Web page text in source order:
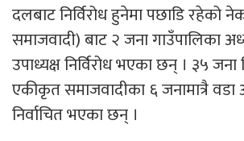
दलबाट निर्विरोध हुनेमा पछाडि रहेको
समाजवादी) बाट २ जना गाउँपालिका
उपाध्यक्ष निर्विरोध भएका छन् । ३५ जना
एकीकृत समाजवादीका ६ जनामात्रै वडा
निर्वाचित भएका छन् ।